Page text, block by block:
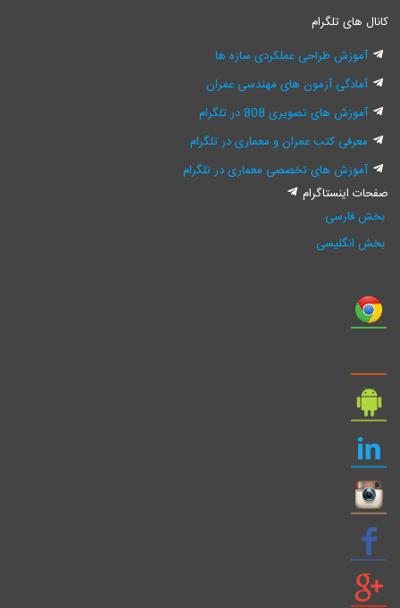
کانال های تلگرام
آموزش طراحی عملکردی سازه ها
آمادگی آزمون های مهندسی عمران
آموزش های تصویری 808 در تلگرام
معرفی کتب عمران و معماری در تلگرام
آموزش های تخصصی معماری در تلگرام
صفحات اینستاگرام
بخش فارسی
بخش انگلیسی